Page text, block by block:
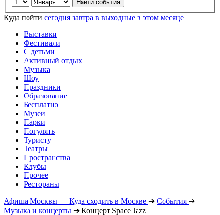
Куда пойти сегодня завтра в выходные в этом месяце
Выставки
Фестивали
С детьми
Активный отдых
Музыка
Шоу
Праздники
Образование
Бесплатно
Музеи
Парки
Погулять
Туристу
Театры
Пространства
Клубы
Прочее
Рестораны
Афиша Москвы — Куда сходить в Москве ➔ События ➔
Музыка и концерты ➔ Концерт Space Jazz